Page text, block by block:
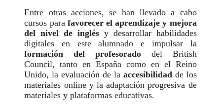
Entre otras acciones, se han llevado a cabo
cursos para favorecer el aprendizaje y mejora
del nivel de inglés y desarrollar habilidades
digitales en este alumnado e impulsar la
formación del profesorado del British
Council, tanto en España como en el Reino
Unido, la evaluación de la accesibilidad de los
materiales online y la adaptación progresiva de
materiales y plataformas educativas.